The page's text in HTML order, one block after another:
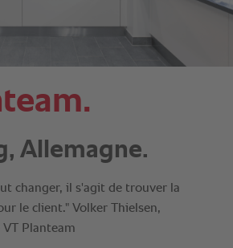
Allemagne.
changer, il s'agit de trouver la
le client." Volker Thielsen,
Planteam